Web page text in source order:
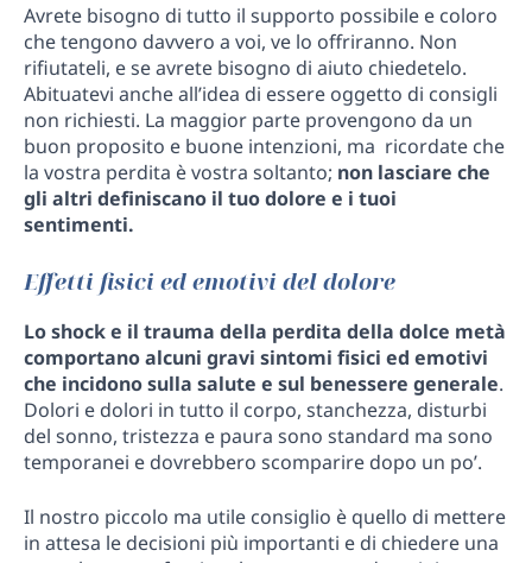
Avrete bisogno di tutto il supporto possibile e coloro
che tengono davvero a voi, ve lo offriranno. Non
rifiutateli, e se avrete bisogno di aiuto chiedetelo.
Abituatevi anche all’idea di essere oggetto di consigli
non richiesti. La maggior parte provengono da un
buon proposito e buone intenzioni, ma ricordate che
la vostra perdita è vostra soltanto; non lasciare che
gli altri definiscano il tuo dolore e i tuoi
sentimenti.
Effetti fisici ed emotivi del dolore
Lo shock e il trauma della perdita della dolce metà
comportano alcuni gravi sintomi fisici ed emotivi
che incidono sulla salute e sul benessere generale.
Dolori e dolori in tutto il corpo, stanchezza, disturbi
del sonno, tristezza e paura sono standard ma sono
temporanei e dovrebbero scomparire dopo un po’.
Il nostro piccolo ma utile consiglio è quello di mettere
in attesa le decisioni più importanti e di chiedere una